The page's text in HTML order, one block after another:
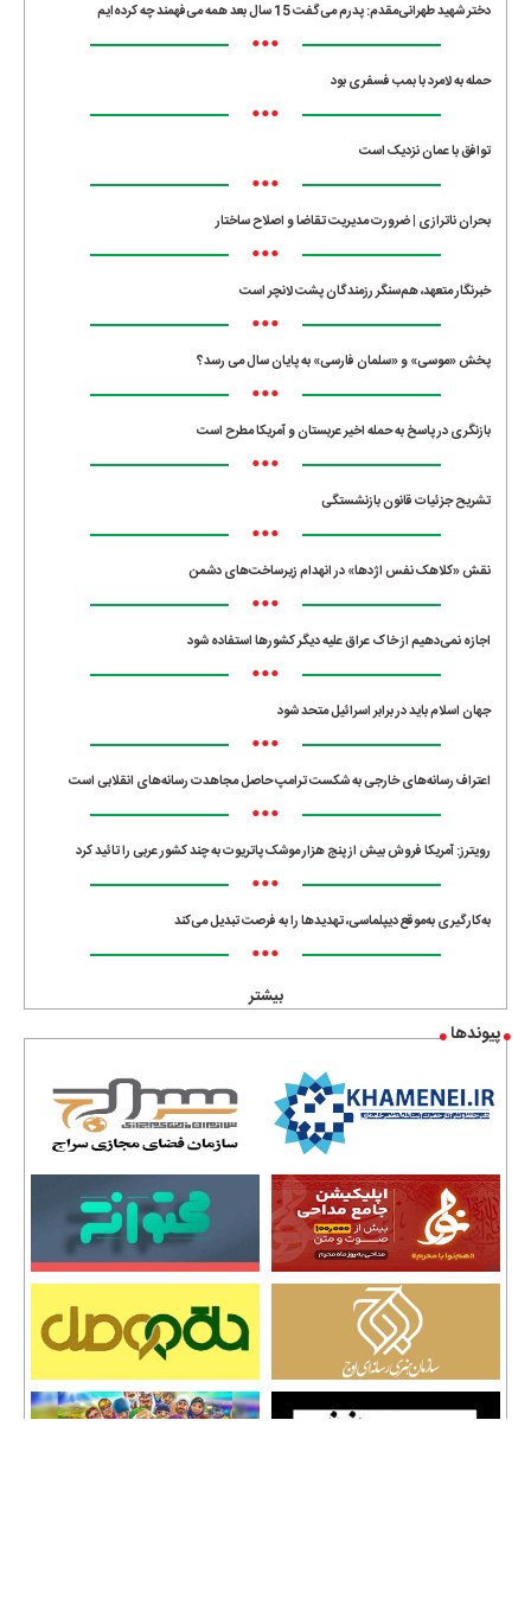
دختر شهید طهرانی‌مقدم: پدرم می‌گفت 15 سال بعد همه می‌فهمند چه کرده‌ایم
•••
حمله به لامرد با بمب فسفری بود
•••
توافق با عمان نزدیک است
•••
بحران ناترازی | ضرورت مدیریت تقاضا و اصلاح ساختار
•••
خبرنگار متعهد، هم‌سنگر رزمندگان پشت لانچر است
•••
پخش «موسی» و «سلمان فارسی» به پایان سال می رسد؟
•••
بازنگری در پاسخ به حمله اخیر عربستان و آمریکا مطرح است
•••
تشریح جزئیات قانون بازنشستگی
•••
نقش «کلاهک نفس اژدها» در انهدام زیرساخت‌های دشمن
•••
اجازه نمی‌دهیم از خاک عراق علیه دیگر کشورها استفاده شود
•••
جهان اسلام باید در برابر اسرائیل متحد شود
•••
اعتراف رسانه‌های خارجی به شکست ترامپ حاصل مجاهدت رسانه‌های انقلابی است
•••
رویترز: آمریکا فروش بیش از پنج هزار موشک پاتریوت به چند کشور عربی را تائید کرد
•••
به‌کارگیری به‌موقع دیپلماسی، تهدیدها را به فرصت تبدیل می‌کند
•••
بیشتر
پیوندها